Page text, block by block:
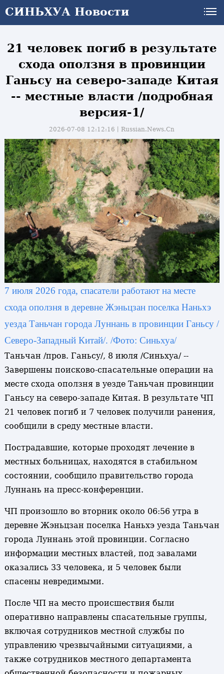
СИНЬХУА Новости
СИНЬХУА Новости
21 человек погиб в результате
схода оползня в провинции
Ганьсу на северо-западе Китая
-- местные власти /подробная
версия-1/
2026-07-08 12:12:16丨Russian.News.Cn
7 июля 2026 года, спасатели работают на месте
схода оползня в деревне Жэньцзан поселка Наньхэ
уезда Таньчан города Луннань в провинции Ганьсу /
Северо-Западный Китай/. /Фото: Синьхуа/
Таньчан /пров. Ганьсу/, 8 июля /Синьхуа/ --
Завершены поисково-спасательные операции на
месте схода оползня в уезде Таньчан провинции
Ганьсу на северо-западе Китая. В результате ЧП
21 человек погиб и 7 человек получили ранения,
сообщили в среду местные власти.
Пострадавшие, которые проходят лечение в
местных больницах, находятся в стабильном
состоянии, сообщило правительство города
Луннань на пресс-конференции.
ЧП произошло во вторник около 06:56 утра в
деревне Жэньцзан поселка Наньхэ уезда Таньчан
города Луннань этой провинции. Согласно
информации местных властей, под завалами
оказались 33 человека, и 5 человек были
спасены невредимыми.
После ЧП на место происшествия были
оперативно направлены спасательные группы,
включая сотрудников местной службы по
управлению чрезвычайными ситуациями, а
также сотрудников местного департамента